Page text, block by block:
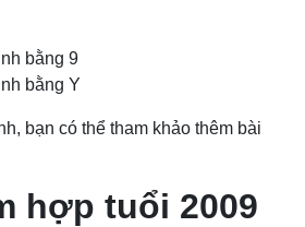
bằng 9
bằng Y
bạn có thể tham khảo thêm bài
hợp tuổi 2009